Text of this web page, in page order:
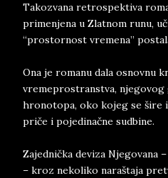
Takozvana retrospektiva
primenjena u Zlatnom runu,
“prostornost vremena”
Ona je romanu dala osnovnu
vremeprostranstva, njegovog
hronotopa, oko kojeg se šire
priče i pojedinačne sudbine.
Zajednička deviza Njegovana
– kroz nekoliko naraštaja